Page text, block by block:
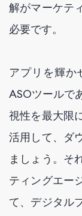
解がマーケテ
必要です。
アプリを輝か
ASOツールで
視性を最大限
活用して、ダ
ましょう。そ
ティングエー
て、デジタル